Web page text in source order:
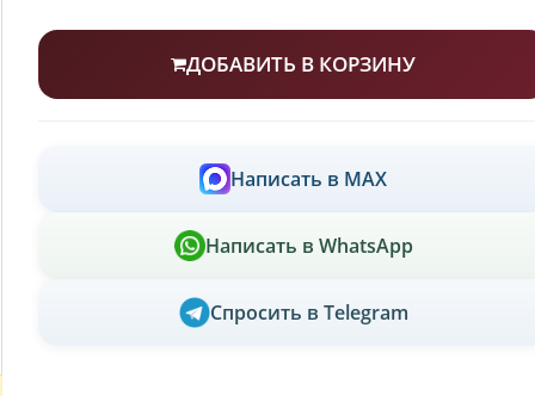
ДОБАВИТЬ В КОРЗИНУ
Написать в MAX
Написать в WhatsApp
Спросить в Telegram